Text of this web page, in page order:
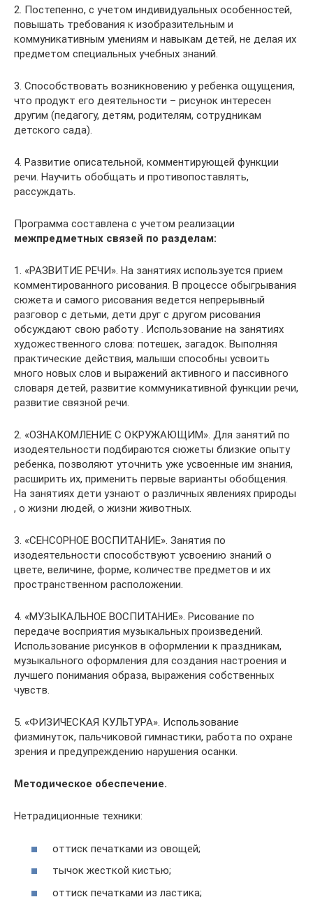
2. Постепенно, с учетом индивидуальных особенностей,
повышать требования к изобразительным и
коммуникативным умениям и навыкам детей, не делая их
предметом специальных учебных знаний.
3. Способствовать возникновению у ребенка ощущения,
что продукт его деятельности – рисунок интересен
другим (педагогу, детям, родителям, сотрудникам
детского сада).
4. Развитие описательной, комментирующей функции
речи. Научить обобщать и противопоставлять,
рассуждать.
Программа составлена с учетом реализации
межпредметных связей по разделам:
1. «РАЗВИТИЕ РЕЧИ». На занятиях используется прием
комментированного рисования. В процессе обыгрывания
сюжета и самого рисования ведется непрерывный
разговор с детьми, дети друг с другом рисования
обсуждают свою работу . Использование на занятиях
художественного слова: потешек, загадок. Выполняя
практические действия, малыши способны усвоить
много новых слов и выражений активного и пассивного
словаря детей, развитие коммуникативной функции речи,
развитие связной речи.
2. «ОЗНАКОМЛЕНИЕ С ОКРУЖАЮЩИМ». Для занятий по
изодеятельности подбираются сюжеты близкие опыту
ребенка, позволяют уточнить уже усвоенные им знания,
расширить их, применить первые варианты обобщения.
На занятиях дети узнают о различных явлениях природы
, о жизни людей, о жизни животных.
3. «СЕНСОРНОЕ ВОСПИТАНИЕ». Занятия по
изодеятельности способствуют усвоению знаний о
цвете, величине, форме, количестве предметов и их
пространственном расположении.
4. «МУЗЫКАЛЬНОЕ ВОСПИТАНИЕ». Рисование по
передаче восприятия музыкальных произведений.
Использование рисунков в оформлении к праздникам,
музыкального оформления для создания настроения и
лучшего понимания образа, выражения собственных
чувств.
5. «ФИЗИЧЕСКАЯ КУЛЬТУРА». Использование
физминуток, пальчиковой гимнастики, работа по охране
зрения и предупреждению нарушения осанки.
Методическое обеспечение.
Нетрадиционные техники:
оттиск печатками из овощей;
тычок жесткой кистью;
оттиск печатками из ластика;